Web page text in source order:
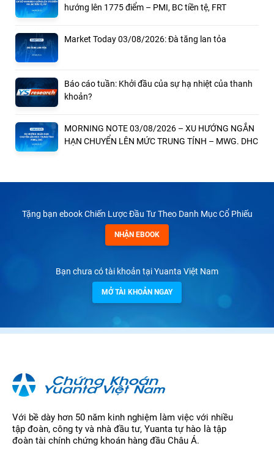
hướng lên 1775 điểm – PMI, BC tiền tệ, FRT
Market Today 03/08/2026: Đà tăng lan tỏa
Báo cáo tuần: Khởi đầu của sự hạ nhiệt của thanh
khoản?
MORNING NOTE 03/08/2026 – XU HƯỚNG NGẮN
HẠN CHUYỂN LÊN MỨC TRUNG TÍNH – MWG. DHC
Tặng bạn ebook Chiến Lược Đầu Tư Theo Danh Mục Cổ Phiếu
NHẬN EBOOK
Bạn chưa có tài khoản tại Yuanta Việt Nam
MỞ TÀI KHOẢN NGAY
Với bề dày hơn 50 năm kinh nghiệm làm việc với nhiều
tập đoàn, công ty và nhà đầu tư, Yuanta tự hào là tập
đoàn tài chính chứng khoán hàng đầu Châu Á.